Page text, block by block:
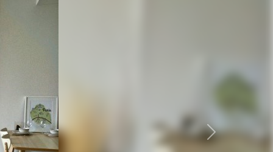
ถัดไป